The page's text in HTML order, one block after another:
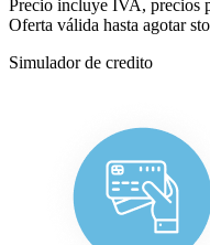
Precio incluye IVA, precios
Oferta válida hasta agotar
Simulador de credito